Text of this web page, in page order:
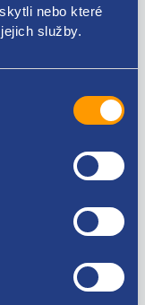
nebo které
služby.